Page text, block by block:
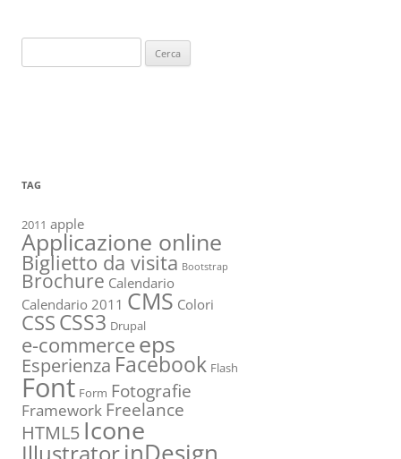
per:
TAG
2011 apple
Applicazione online
Biglietto da visita Bootstrap
Brochure Calendario
Calendario 2011 CMS Colori
CSSCSS3 Drupal
e-commerceeps
Esperienza Facebook Flash
Font Form Fotografie
Framework Freelance
HTML5 Icone